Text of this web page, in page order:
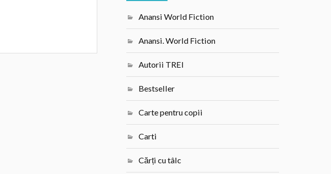
Anansi World Fiction
Anansi. World Fiction
Autorii TREI
Bestseller
Carte pentru copii
Carti
Cărți cu tâlc